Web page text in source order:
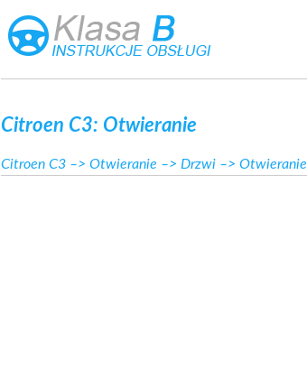
Citroen C3: Otwieranie
Citroen C3 –> Otwieranie –> Drzwi –> Otwieranie